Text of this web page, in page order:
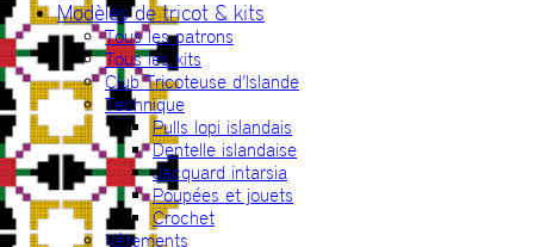
Modèles de tricot & kits
Tous les patrons
Tous les kits
Club Tricoteuse d’Islande
Technique
Pulls lopi islandais
Dentelle islandaise
Jacquard intarsia
Poupées et jouets
Crochet
Vêtements